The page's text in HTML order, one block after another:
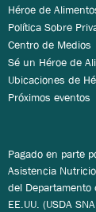
Héroe de
Política Sobre
Centro de Medios
Sé un Héroe de
Ubicaciones de
Próximos eventos
Pagado en parte
Asistencia
del
EE.UU. (USDA